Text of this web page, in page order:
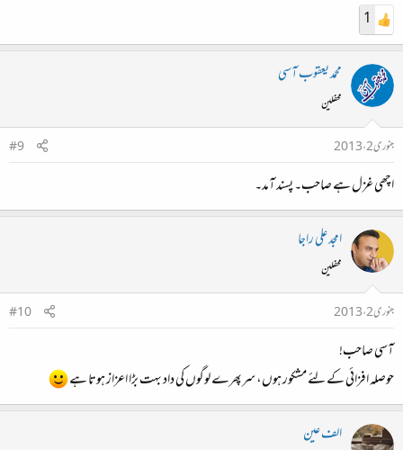
1
محمد یعقوب آسی
محفلین
جنوری 2، 2013
#9
اچھی غزل ہے صاحب۔ پسند آمد۔
امجد علی راجا
محفلین
جنوری 2، 2013
#10
آسی صاحب!
حوصلہ افزائی کے لئے مشکور ہوں، سرپھرے لوگوں کی داد بہت بڑا اعزاز ہوتا ہے
الف عین